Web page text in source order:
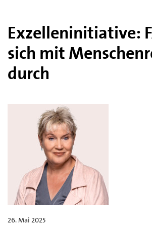
Exzelleninitiative:
sich mit
durch
26. Mai 2025